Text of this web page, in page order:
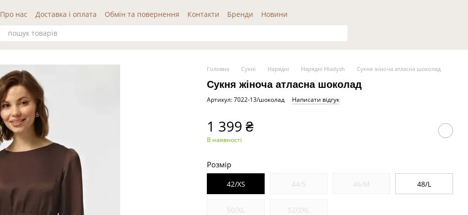
Про нас Доставка і оплата Обмін та повернення Контакти Бренди
Новини
Угода користувача
Публічна оферта Відгуки про нас
Головна Сукні Нарядні Нарядні Hladysh Сукня жіноча атласна шоколад
Сукня жіноча атласна шоколад
Артикул: 7022-13/шоколад Написати відгук
1 399 ₴
В наявності
Розмір
42/XS 44/S 46/M 48/L
50/XL 52/2XL